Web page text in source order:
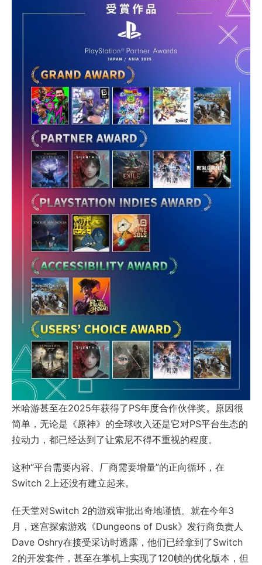
米哈游甚至在2025年获得了PS年度合作伙伴奖。原因很
简单，无论是《原神》的全球收入还是它对PS平台生态的
拉动力，都已经达到了让索尼不得不重视的程度。
这种“平台需要内容、厂商需要增量”的正向循环，在
Switch 2上还没有建立起来。
任天堂对Switch 2的游戏审批出奇地谨慎。就在今年3
月，迷宫探索游戏《Dungeons of Dusk》发行商负责人
Dave Oshry在接受采访时透露，他们已经拿到了Switch
2的开发套件，甚至在掌机上实现了120帧的优化版本，但